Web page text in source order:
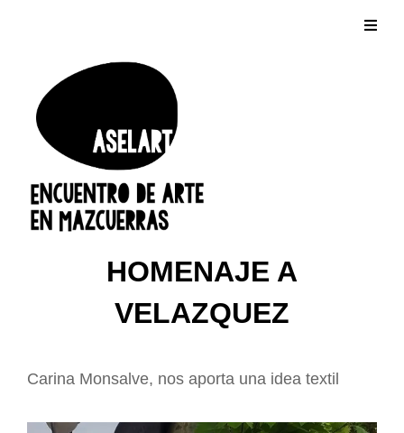
HOMENAJE A
VELAZQUEZ
Carina Monsalve, nos aporta una idea textil